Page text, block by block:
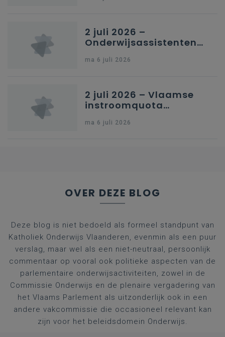
2 juli 2026 –
Onderwijsassistenten
kleuteronderwijs
ma 6 juli 2026
2 juli 2026 – Vlaamse
instroomquota
federale RIZIV-
ma 6 juli 2026
OVER DEZE BLOG
Deze blog is niet bedoeld als formeel standpunt van
Katholiek Onderwijs Vlaanderen, evenmin als een puur
verslag, maar wel als een niet-neutraal, persoonlijk
commentaar op vooral ook politieke aspecten van de
parlementaire onderwijsactiviteiten, zowel in de
Commissie Onderwijs en de plenaire vergadering van
het Vlaams Parlement als uitzonderlijk ook in een
andere vakcommissie die occasioneel relevant kan
zijn voor het beleidsdomein Onderwijs.